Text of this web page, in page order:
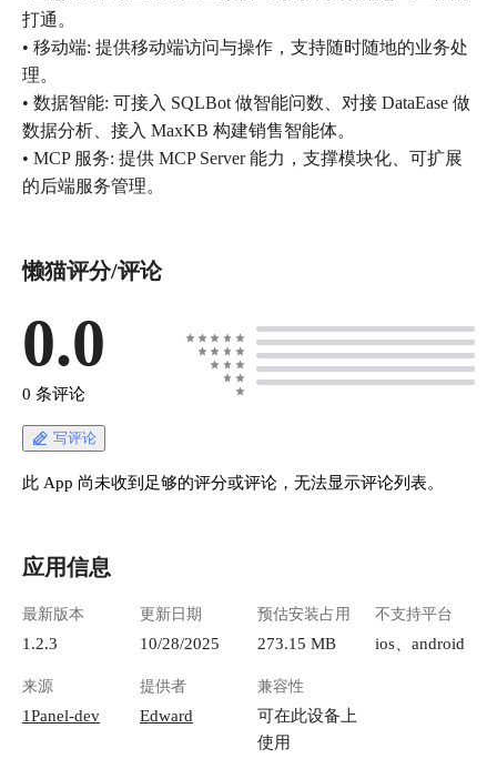
打通。
• 移动端: 提供移动端访问与操作，支持随时随地的业务处
理。
• 数据智能: 可接入 SQLBot 做智能问数、对接 DataEase 做
数据分析、接入 MaxKB 构建销售智能体。
• MCP 服务: 提供 MCP Server 能力，支撑模块化、可扩展
的后端服务管理。
懒猫评分/评论
0.0
0 条评论
写评论
此 App 尚未收到足够的评分或评论，无法显示评论列表。
应用信息
最新版本
1.2.3
更新日期
10/28/2025
预估安装占用
273.15 MB
不支持平台
ios、android
来源
1Panel-dev
提供者
Edward
兼容性
可在此设备上
使用